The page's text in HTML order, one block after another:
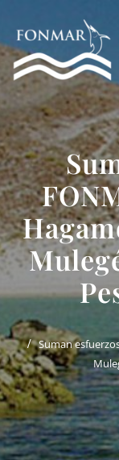
contenido
Suman